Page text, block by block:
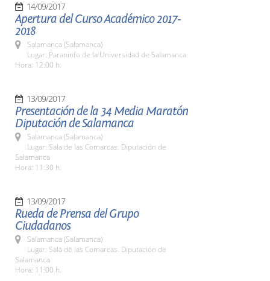
14/09/2017
Apertura del Curso Académico 2017-
2018
Salamanca (Salamanca)
Lugar: Paraninfo de la Universidad de Salamanca
Hora: 12:00 h.
13/09/2017
Presentación de la 34 Media Maratón
Diputación de Salamanca
Salamanca (Salamanca)
Lugar: Sala de las Comarcas. Diputación de
Salamanca
Hora: 11:30 h.
13/09/2017
Rueda de Prensa del Grupo
Ciudadanos
Salamanca (Salamanca)
Lugar: Sala de las Comarcas. Diputación de
Salamanca
Hora: 11:00 h.